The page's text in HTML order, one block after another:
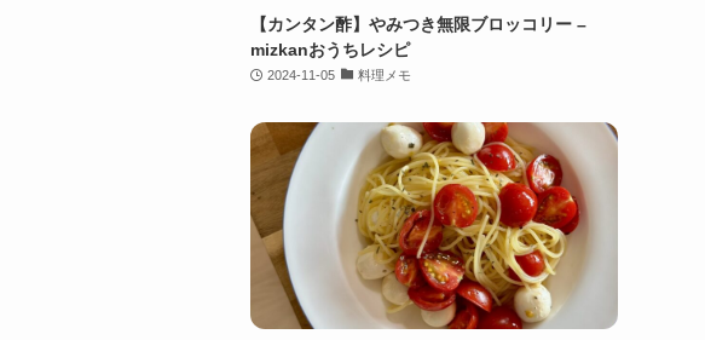
【カンタン酢】やみつき無限ブロッコリー –
mizkanおうちレシピ
2024-11-05 料理メモ